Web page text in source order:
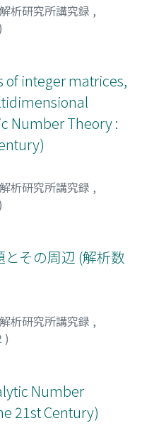
析研究所講究録 ,
integer matrices,
Number Theory :
析研究所講究録 ,
その周辺 (解析数
析研究所講究録 ,
)
Number
21st Century)